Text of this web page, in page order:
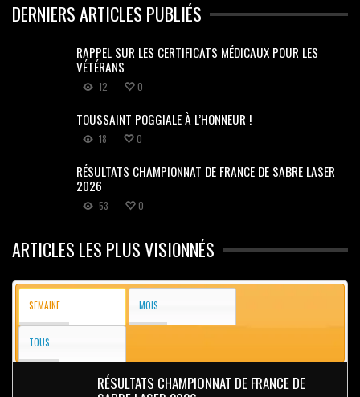
DERNIERS ARTICLES PUBLIÉS
RAPPEL SUR LES CERTIFICATS MÉDICAUX POUR LES
VÉTÉRANS
12 0
TOUSSAINT POGGIALE À L’HONNEUR !
18 0
RÉSULTATS CHAMPIONNAT DE FRANCE DE SABRE LASER
2026
53 0
ARTICLES LES PLUS VISIONNÉS
SEMAINE MOIS
TOUS
RÉSULTATS CHAMPIONNAT DE FRANCE DE